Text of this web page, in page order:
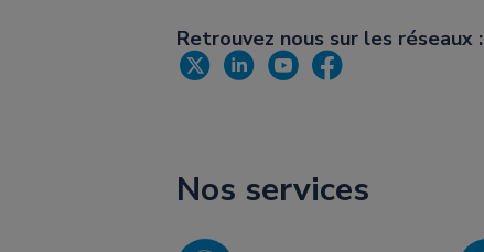
Retrouvez nous sur les réseaux :
Nos services